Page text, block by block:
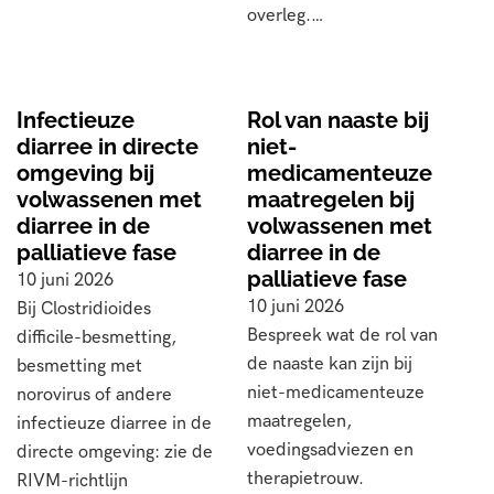
overleg.…
Infectieuze
diarree in directe
omgeving bij
volwassenen met
diarree in de
palliatieve fase
10 juni 2026
Bij Clostridioides
difficile-besmetting,
besmetting met
norovirus of andere
infectieuze diarree in de
directe omgeving: zie de
RIVM-richtlijn
Rol van naaste bij
niet-
medicamenteuze
maatregelen bij
volwassenen met
diarree in de
palliatieve fase
10 juni 2026
Bespreek wat de rol van
de naaste kan zijn bij
niet-medicamenteuze
maatregelen,
voedingsadviezen en
therapietrouw.